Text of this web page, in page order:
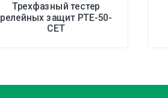
Трехфазный тестер
релейных защит PTE-50-
CET